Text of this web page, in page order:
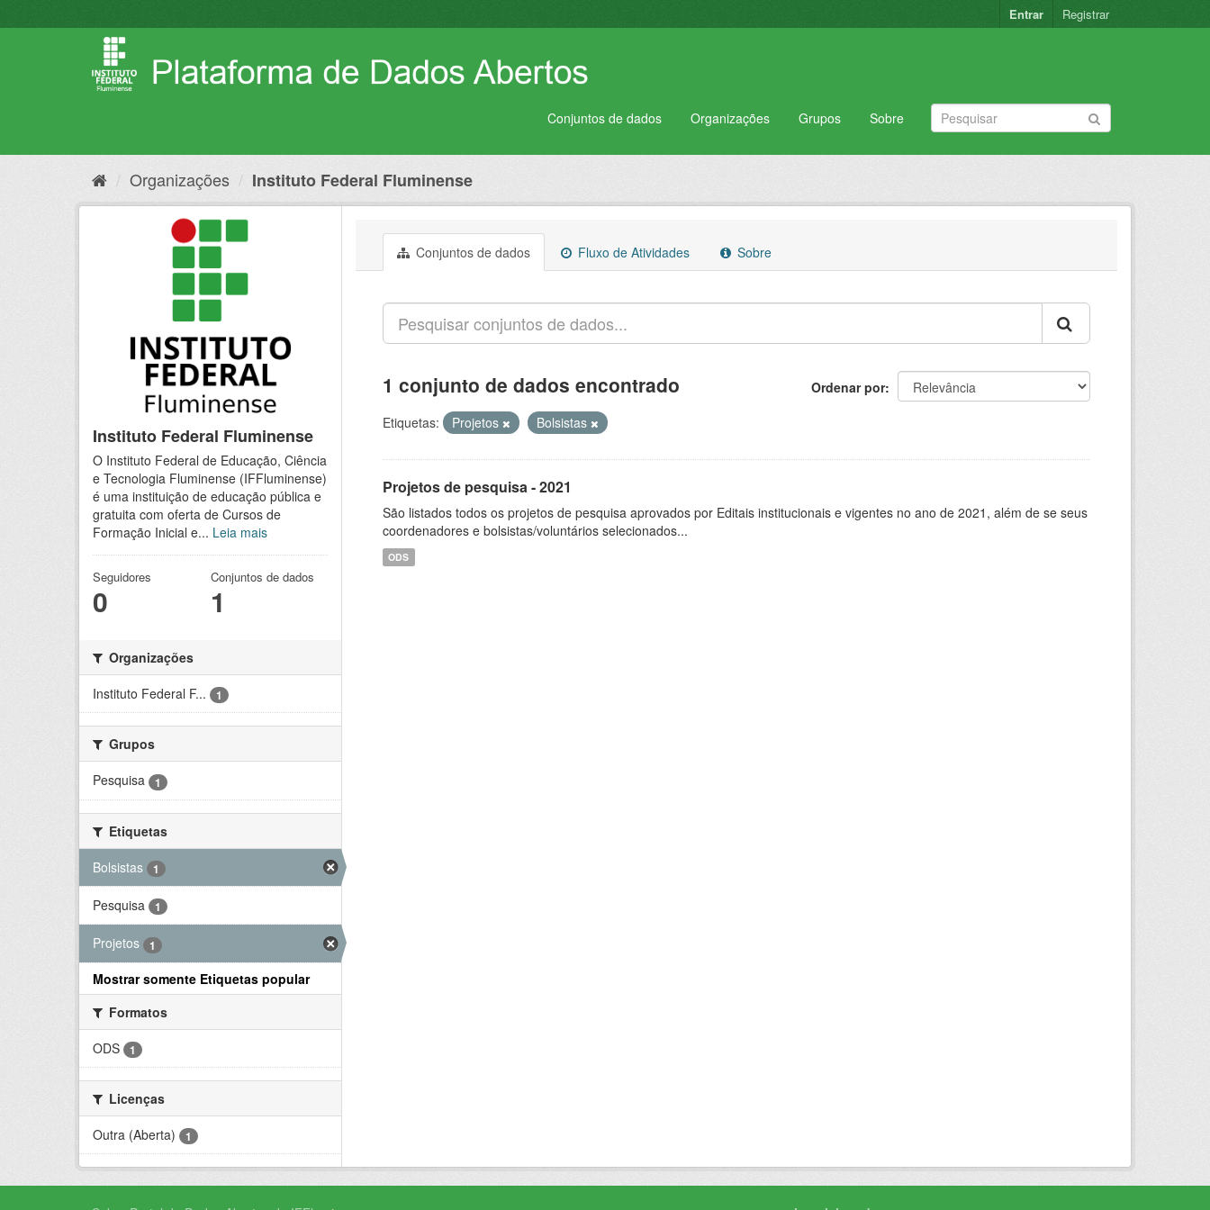
para
Entrar Registrar
Conjuntos de dados Organizações Grupos Sobre
Organizações Instituto Federal Fluminense
Instituto Federal Fluminense
O Instituto Federal de Educação, Ciência
e Tecnologia Fluminense (IFFluminense)
é uma instituição de educação pública e
gratuita com oferta de Cursos de
Formação Inicial e... Leia mais
Seguidores
0
Conjuntos de dados
1
Organizações
Instituto Federal F...
1
Grupos
Pesquisa
1
Etiquetas
Bolsistas
1
Pesquisa 1
Projetos 1
Mostrar somente Etiquetas popular
Formatos
ODS
1
Licenças
Outra (Aberta)
1
Conjuntos de dados Fluxo de Atividades Sobre
Ordenar por
1 conjunto de dados encontrado
Etiquetas: Projetos Bolsistas
Projetos de pesquisa - 2021
São listados todos os projetos de pesquisa aprovados por Editais institucionais e vigentes no ano de 2021, além de se seus
coordenadores e bolsistas/voluntários selecionados...
ODS